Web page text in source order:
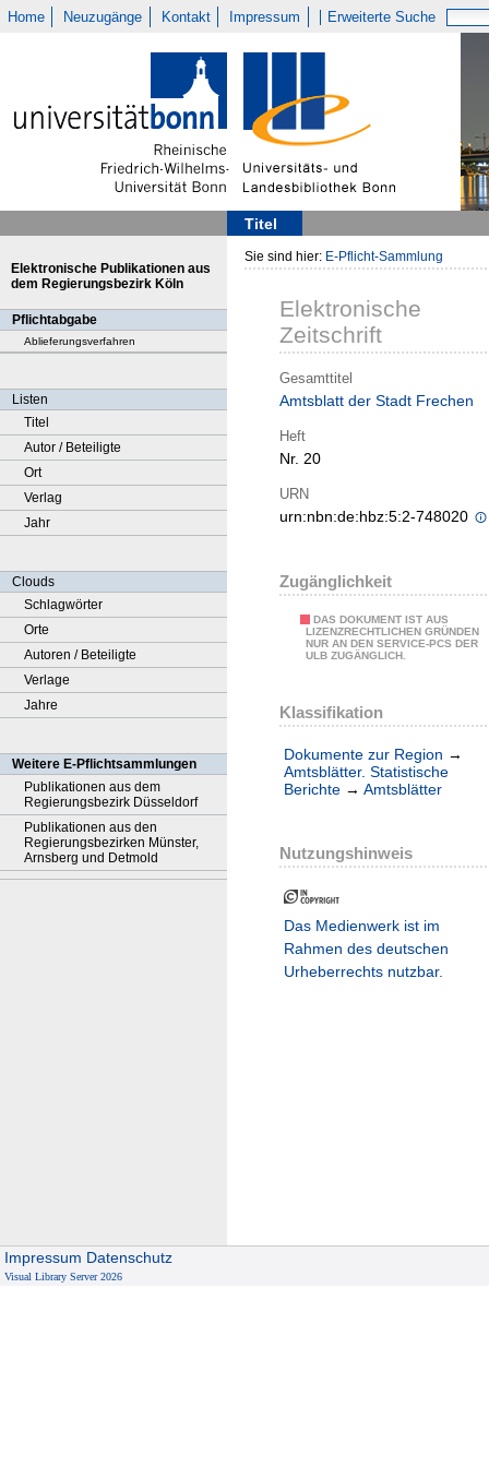
Home Neuzugänge Kontakt Impressum Erweiterte Suche
Titel
Elektronische Publikationen aus
dem Regierungsbezirk Köln
Pflichtabgabe
Ablieferungsverfahren
Listen
Titel
Autor / Beteiligte
Ort
Verlag
Jahr
Clouds
Schlagwörter
Orte
Autoren / Beteiligte
Verlage
Jahre
Weitere E-Pflichtsammlungen
Publikationen aus dem
Regierungsbezirk Düsseldorf
Publikationen aus den
Regierungsbezirken Münster,
Arnsberg und Detmold
Sie sind hier: E-Pflicht-Sammlung
Elektronische
Zeitschrift
Gesamttitel
Amtsblatt der Stadt Frechen
Heft
Nr. 20
URN
urn:nbn:de:hbz:5:2-748020
Zugänglichkeit
DAS DOKUMENT IST AUS
LIZENZRECHTLICHEN GRÜNDEN
NUR AN DEN SERVICE-PCS DER
ULB ZUGÄNGLICH.
Klassifikation
Dokumente zur Region →
Amtsblätter. Statistische
Berichte → Amtsblätter
Nutzungshinweis
Das Medienwerk ist im
Rahmen des deutschen
Urheberrechts nutzbar.
Impressum Datenschutz
Visual Library Server 2026